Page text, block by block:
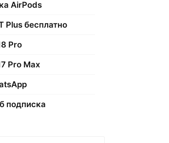
AirPods
Plus бесплатно
Pro
Pro Max
подписка